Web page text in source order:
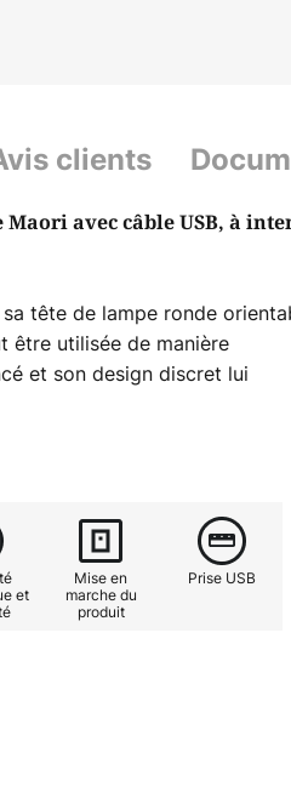
clients
avec câble USB, à
tête de lampe ronde
être utilisée de manière
et son design discret lui
et, grâce à sa connexion
et
Mise en
marche du
produit
Prise USB